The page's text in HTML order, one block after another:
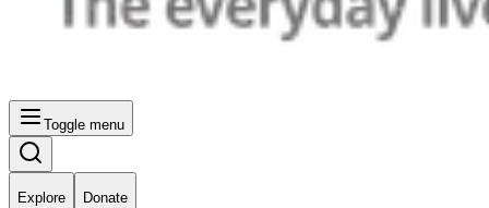
Toggle menu
Explore Donate